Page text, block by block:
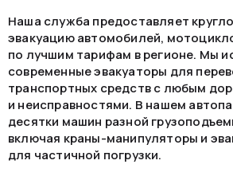
Наша служба предоставляет
эвакуацию автомобилей,
по лучшим тарифам в регионе. Мы
современные эвакуаторы для
транспортных средств с любым
и неисправностями. В нашем
десятки машин разной
включая краны-манипуляторы и
для частичной погрузки.